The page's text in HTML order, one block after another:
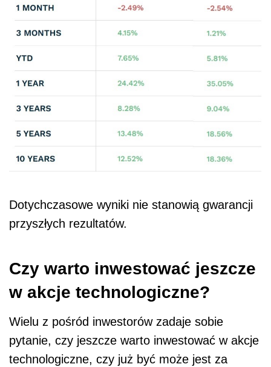
Dotychczasowe wyniki nie stanowią gwarancji
przyszłych rezultatów.
Czy warto inwestować jeszcze
w akcje technologiczne?
Wielu z pośród inwestorów zadaje sobie
pytanie, czy jeszcze warto inwestować w akcje
technologiczne, czy już być może jest za